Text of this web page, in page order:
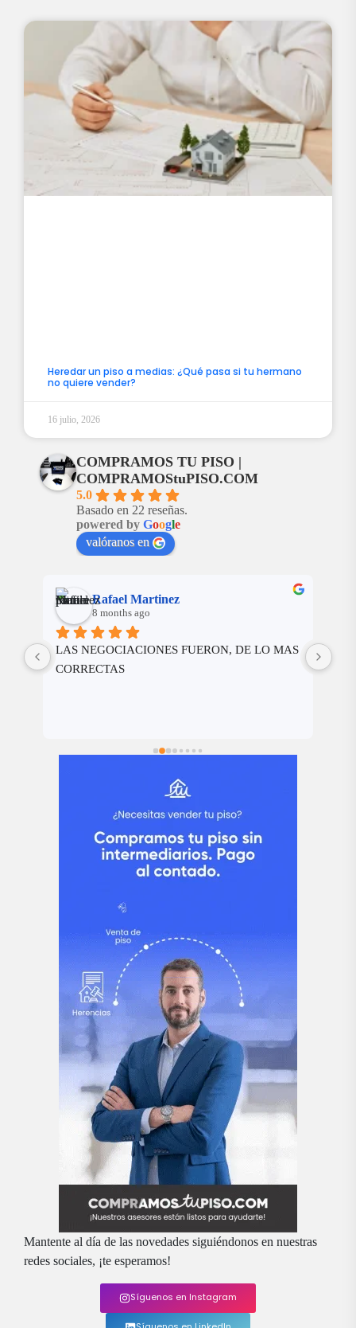
Heredar un piso a medias: ¿Qué pasa si tu hermano
no quiere vender?
16 julio, 2026
COMPRAMOS TU PISO |
COMPRAMOStuPISO.COM
5.0
Basado en 22 reseñas.
powered by Google
valóranos en
Rafael Martinez
8 months ago
LAS NEGOCIACIONES FUERON, DE LO MAS
CORRECTAS
Mantente al día de las novedades siguiéndonos en nuestras
redes sociales, ¡te esperamos!
Síguenos en Instagram